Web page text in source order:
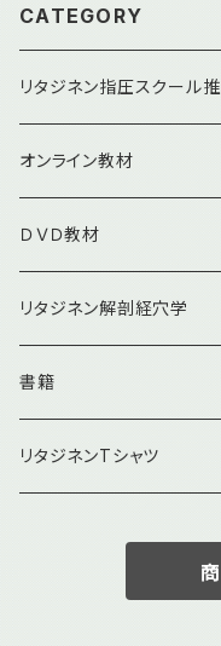
CATEGORY
リタジネン指圧スクール
オンライン教材
ＤＶＤ教材
リタジネン解剖経穴学
書籍
リタジネンTシャツ